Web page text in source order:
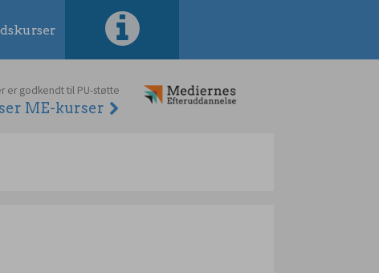
er godkendt til PU-støtte
ME-kurser